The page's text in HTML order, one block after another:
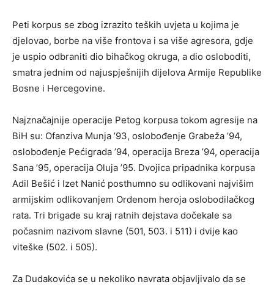
Peti korpus se zbog izrazito teških uvjeta u kojima je
djelovao, borbe na više frontova i sa više agresora, gdje
je uspio odbraniti dio bihačkog okruga, a dio osloboditi,
smatra jednim od najuspješnijih dijelova Armije Republike
Bosne i Hercegovine.
Najznačajnije operacije Petog korpusa tokom agresije na
BiH su: Ofanziva Munja ’93, oslobođenje Grabeža ’94,
oslobođenje Pećigrada ’94, operacija Breza ’94, operacija
Sana ’95, operacija Oluja ’95. Dvojica pripadnika korpusa
Adil Bešić i Izet Nanić posthumno su odlikovani najvišim
armijskim odlikovanjem Ordenom heroja oslobodilačkog
rata. Tri brigade su kraj ratnih dejstava dočekale sa
počasnim nazivom slavne (501, 503. i 511) i dvije kao
viteške (502. i 505).
Za Dudakovića se u nekoliko navrata objavljivalo da se